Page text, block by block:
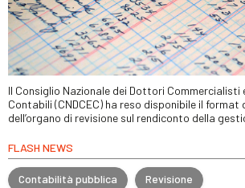
Il Consiglio Nazionale dei Dottori Commercialisti
Contabili (CNDCEC) ha reso disponibile il format
dell’organo di revisione sul rendiconto della
FLASH NEWS
Contabilità pubblica Revisione